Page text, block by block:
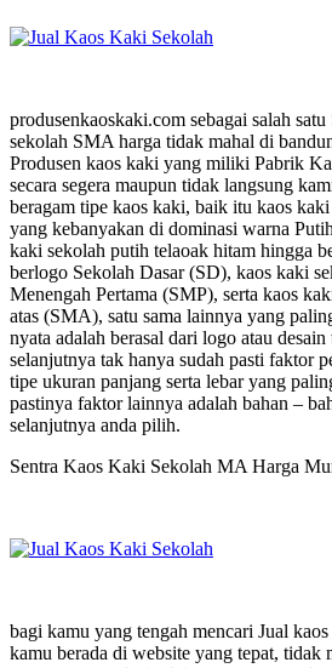
produsenkaoskaki.com sebagai salah
sekolah SMA harga tidak mahal di
Produsen kaos kaki yang miliki Pabrik
secara segera maupun tidak langsung
beragam tipe kaos kaki, baik itu kaos
yang kebanyakan di dominasi warna
kaki sekolah putih telaoak hitam hingga
berlogo Sekolah Dasar (SD), kaos kaki
Menengah Pertama (SMP), serta kaos
atas (SMA), satu sama lainnya yang
nyata adalah berasal dari logo atau
selanjutnya tak hanya sudah pasti faktor
tipe ukuran panjang serta lebar yang
pastinya faktor lainnya adalah bahan –
selanjutnya anda pilih.
Sentra Kaos Kaki Sekolah MA Harga
bagi kamu yang tengah mencari Jual
kamu berada di website yang tepat, tidak